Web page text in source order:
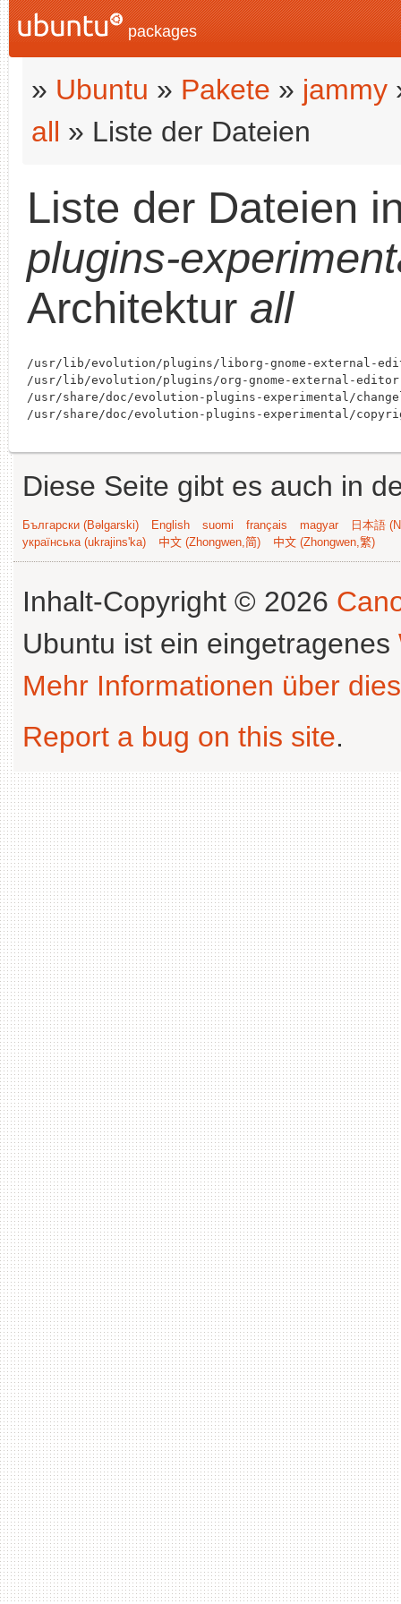
packages
» Ubuntu » Pakete » jammy
all » Liste der Dateien
Liste der Dateien
plugins-
Architektur all
/usr/lib/evolution/plugins/liborg-gnome-external-
/usr/lib/evolution/plugins/org-gnome-external-
/usr/share/doc/evolution-plugins-experimental/
Diese Seite gibt es auch in
Български (Bəlgarski) English suomi français magyar
日本語
українська (ukrajins'ka)
中文 (Zhongwen,简) 中文 (Zhongwen,繁)
Inhalt-Copyright © 2026
Ubuntu ist ein eingetragenes
Mehr Informationen über
Report a bug on this site.